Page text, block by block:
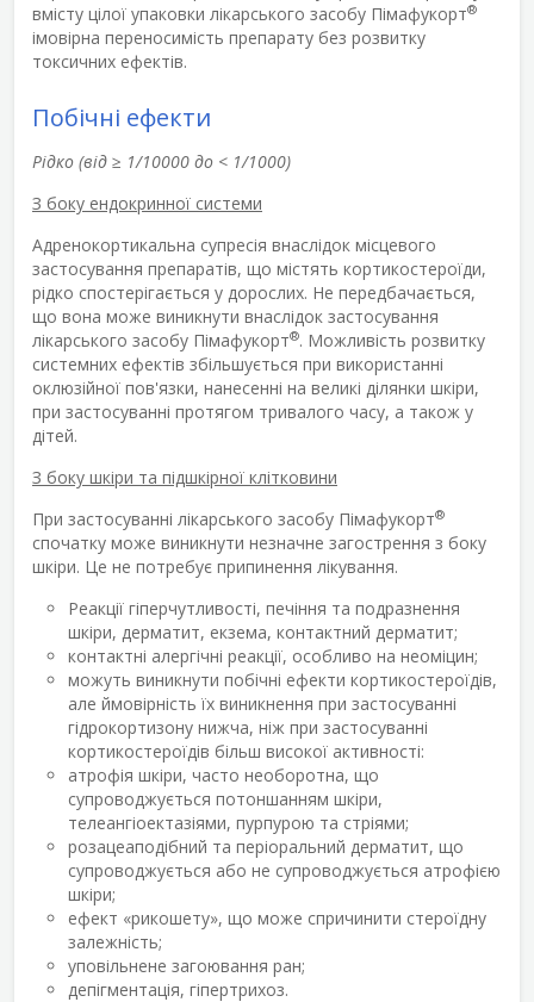
вмісту цілої упаковки лікарського засобу Пімафукорт®
імовірна переносимість препарату без розвитку
токсичних ефектів.
Побічні ефекти
Рідко (від ≥ 1/10000 до < 1/1000)
З боку ендокринної системи
Адренокортикальна супресія внаслідок місцевого
застосування препаратів, що містять кортикостероїди,
рідко спостерігається у дорослих. Не передбачається,
що вона може виникнути внаслідок застосування
лікарського засобу Пімафукорт®. Можливість розвитку
системних ефектів збільшується при використанні
оклюзійної пов'язки, нанесенні на великі ділянки шкіри,
при застосуванні протягом тривалого часу, а також у
дітей.
З боку шкіри та підшкірної клітковини
При застосуванні лікарського засобу Пімафукорт®
спочатку може виникнути незначне загострення з боку
шкіри. Це не потребує припинення лікування.
Реакції гіперчутливості, печіння та подразнення
шкіри, дерматит, екзема, контактний дерматит;
контактні алергічні реакції, особливо на неоміцин;
можуть виникнути побічні ефекти кортикостероїдів,
але ймовірність їх виникнення при застосуванні
гідрокортизону нижча, ніж при застосуванні
кортикостероїдів більш високої активності:
атрофія шкіри, часто необоротна, що
супроводжується потоншанням шкіри,
телеангіоектазіями, пурпурою та стріями;
розацеаподібний та періоральний дерматит, що
супроводжується або не супроводжується атрофією
шкіри;
ефект «рикошету», що може спричинити стероїдну
залежність;
уповільнене загоювання ран;
депігментація, гіпертрихоз.